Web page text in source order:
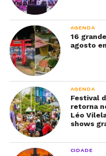
AGENDA
16
agosto
AGENDA
Festival
retorna
Léo
shows
CIDADE